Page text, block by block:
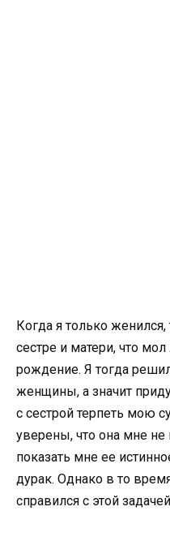
Когда я только
сестре и матери, что
рождение. Я тогда
женщины, а значит
с сестрой терпеть мою
уверены, что она мне
показать мне ее
дурак. Однако в то
справился с этой